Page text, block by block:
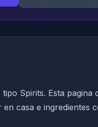
Spirits. Esta pagina
casa e ingredientes